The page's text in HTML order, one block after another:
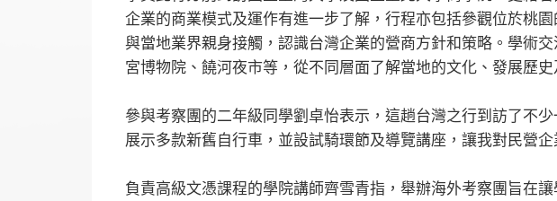
企業的商業模式及運作有進一步了解，行程亦包括參觀位於桃
與當地業界親身接觸，認識台灣企業的營商方針和策略。學術
宮博物院、饒河夜市等，從不同層面了解當地的文化、發展歷史
參與考察團的二年級同學劉卓怡表示，這趟台灣之行到訪了不
展示多款新舊自行車，並設試騎環節及導覽講座，讓我對民營
負責高級文憑課程的學院講師齊雪青指，舉辦海外考察團旨在